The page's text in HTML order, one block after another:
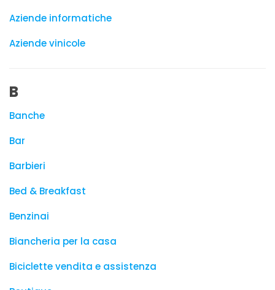
Aziende informatiche
Aziende vinicole
B
Banche
Bar
Barbieri
Bed & Breakfast
Benzinai
Biancheria per la casa
Biciclette vendita e assistenza